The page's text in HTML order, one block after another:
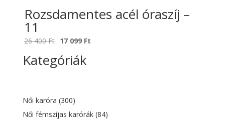
Rozsdamentes acél óraszíj –
11
26 400Ft Original
was:
17 099 Ft
Kategóriák
Női karóra (300)
Női fémszíjas karórák (84)